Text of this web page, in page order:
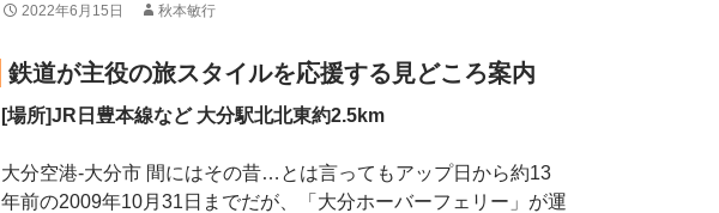
2022年6月15日 秋本敏行
鉄道が主役の旅スタイルを応援する見どころ案内
[場所]JR日豊本線など 大分駅北北東約2.5km
大分空港-大分市 間にはその昔…とは言ってもアップ日から約13
年前の2009年10月31日までだが、「大分ホーバーフェリー」が運